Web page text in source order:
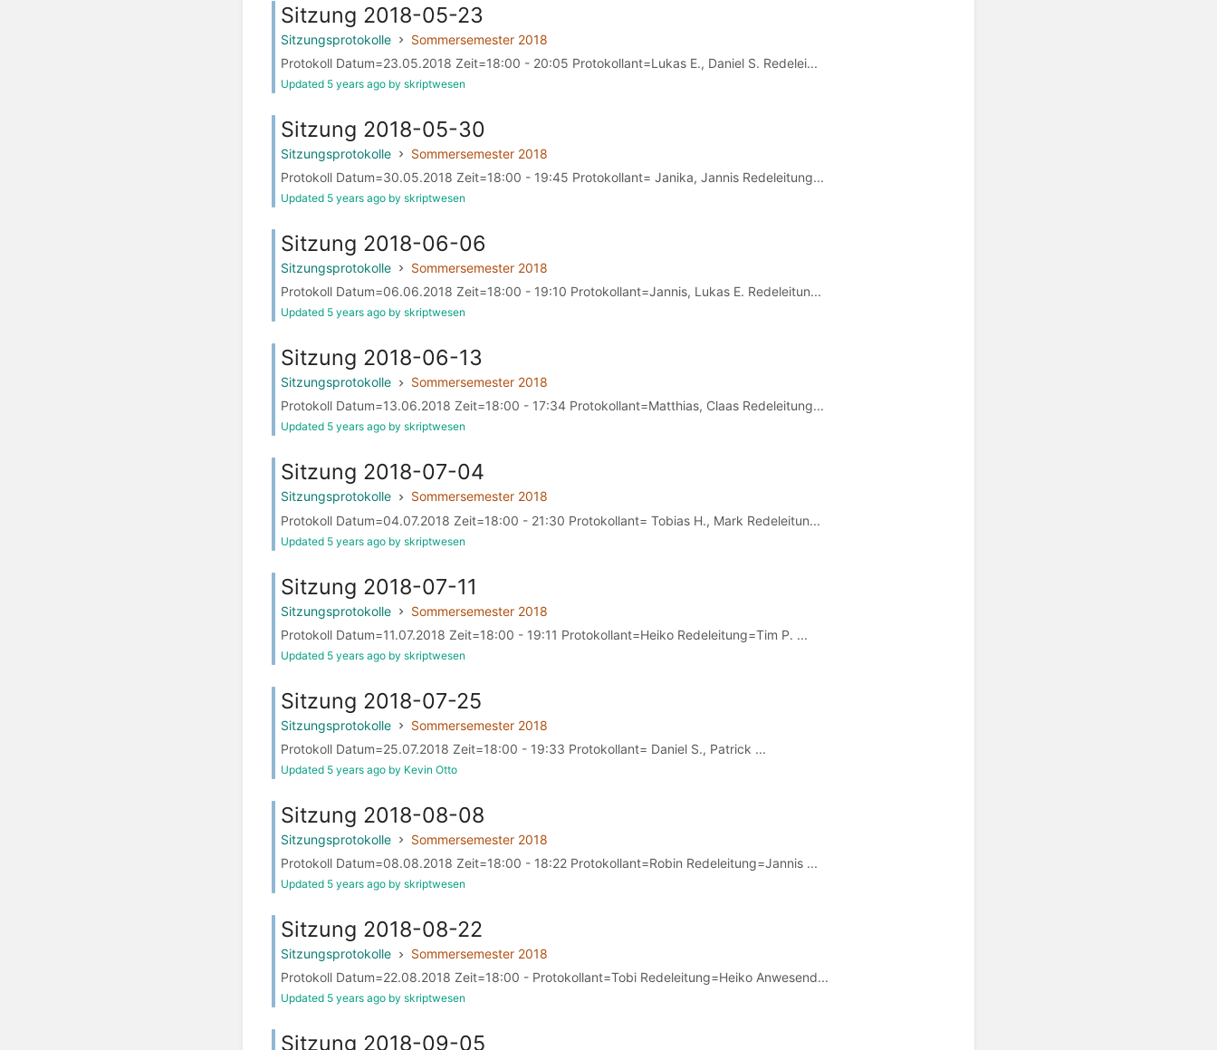
Sitzung 2018-05-23
Sitzungsprotokolle
Sommersemester 2018
Protokoll Datum=23.05.2018 Zeit=18:00 - 20:05 Protokollant=Lukas E., Daniel S. Redelei...
Updated 5 years ago by skriptwesen
Sitzung 2018-05-30
Sitzungsprotokolle
Sommersemester 2018
Protokoll Datum=30.05.2018 Zeit=18:00 - 19:45 Protokollant= Janika, Jannis Redeleitung...
Updated 5 years ago by skriptwesen
Sitzung 2018-06-06
Sitzungsprotokolle
Sommersemester 2018
Protokoll Datum=06.06.2018 Zeit=18:00 - 19:10 Protokollant=Jannis, Lukas E. Redeleitun...
Updated 5 years ago by skriptwesen
Sitzung 2018-06-13
Sitzungsprotokolle
Sommersemester 2018
Protokoll Datum=13.06.2018 Zeit=18:00 - 17:34 Protokollant=Matthias, Claas Redeleitung...
Updated 5 years ago by skriptwesen
Sitzung 2018-07-04
Sitzungsprotokolle
Sommersemester 2018
Protokoll Datum=04.07.2018 Zeit=18:00 - 21:30 Protokollant= Tobias H., Mark Redeleitun...
Updated 5 years ago by skriptwesen
Sitzung 2018-07-11
Sitzungsprotokolle
Sommersemester 2018
Protokoll Datum=11.07.2018 Zeit=18:00 - 19:11 Protokollant=Heiko Redeleitung=Tim P. ...
Updated 5 years ago by skriptwesen
Sitzung 2018-07-25
Sitzungsprotokolle
Sommersemester 2018
Protokoll Datum=25.07.2018 Zeit=18:00 - 19:33 Protokollant= Daniel S., Patrick ...
Updated 5 years ago by Kevin Otto
Sitzung 2018-08-08
Sitzungsprotokolle
Sommersemester 2018
Protokoll Datum=08.08.2018 Zeit=18:00 - 18:22 Protokollant=Robin Redeleitung=Jannis ...
Updated 5 years ago by skriptwesen
Sitzung 2018-08-22
Sitzungsprotokolle
Sommersemester 2018
Protokoll Datum=22.08.2018 Zeit=18:00 - Protokollant=Tobi Redeleitung=Heiko Anwesend...
Updated 5 years ago by skriptwesen
Sitzung 2018-09-05